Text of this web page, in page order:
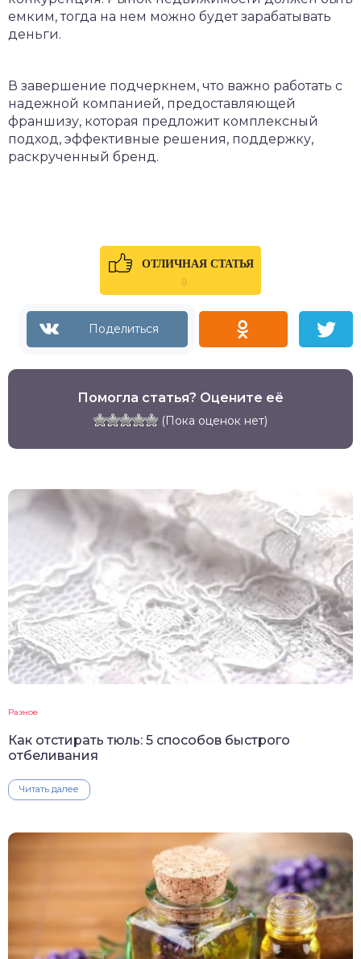
емким, тогда на нем можно будет зарабатывать
деньги.
В завершение подчеркнем, что важно работать с
надежной компанией, предоставляющей
франшизу, которая предложит комплексный
подход, эффективные решения, поддержку,
раскрученный бренд.
ОТЛИЧНАЯ СТАТЬЯ
0
Помогла статья? Оцените её
(Пока оценок нет)
Разное
Как отстирать тюль: 5 способов быстрого
отбеливания
Читать далее